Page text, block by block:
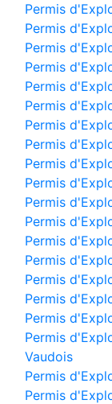
Permis
Permis
Permis
Permis
Permis
Permis
Permis
Permis
Permis
Permis
Permis
Permis
Permis
Permis
Permis
Permis
Permis
Permis
Vaudois
Permis
Permis